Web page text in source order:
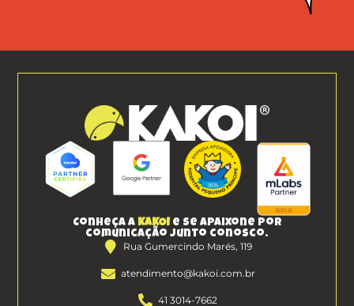
Conheça a KAKOI e se apaixone por
comunicação junto conosco.
Rua Gumercindo Marés, 119
atendimento@kakoi.com.br
41 3014-7662